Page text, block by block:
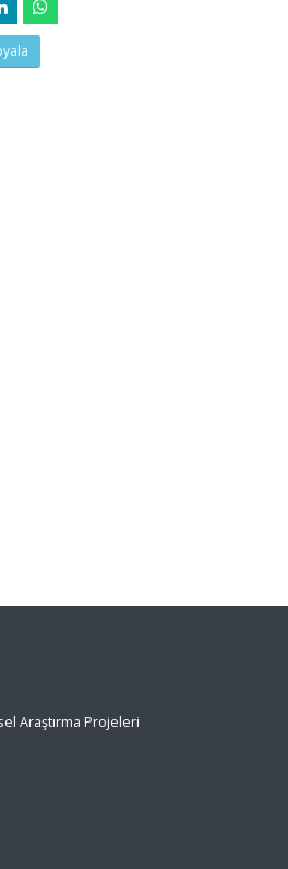
Araştırma Projeleri